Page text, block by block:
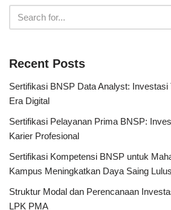
Recent Posts
Sertifikasi BNSP Data Analyst: Investasi
Era Digital
Sertifikasi Pelayanan Prima BNSP:
Karier Profesional
Sertifikasi Kompetensi BNSP untuk
Kampus Meningkatkan Daya Saing
Struktur Modal dan Perencanaan
LPK PMA